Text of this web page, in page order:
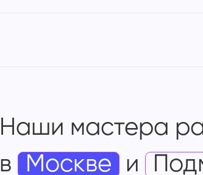
Наши мастера
в
Москве и